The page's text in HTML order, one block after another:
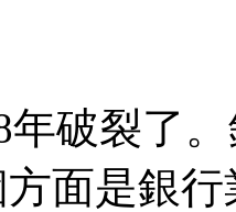
年破裂了
面是銀